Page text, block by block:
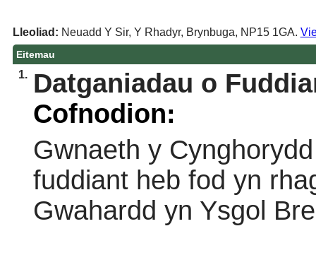
Lleoliad: Neuadd Y Sir, Y Rhadyr, Brynbuga, NP15 1GA.
Eitemau
1.
Datganiadau o
Cofnodion:
Gwnaeth y
fuddiant heb fod yn
Gwahardd yn Ysgol